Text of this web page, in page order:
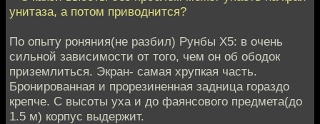
унитаза, а потом приводнится?
По опыту роняния(не разбил) Рунбы Х5: в очень
сильной зависимости от того, чем он об ободок
приземлиться. Экран- самая хрупкая часть.
Бронированная и прорезиненная задница гораздо
крепче. С высоты уха и до фаянсового предмета(до
1.5 м) корпус выдержит.